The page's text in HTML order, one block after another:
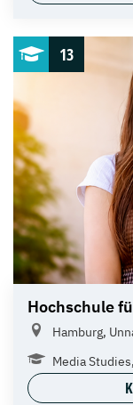
13
Hochschule
Hamburg,
Media